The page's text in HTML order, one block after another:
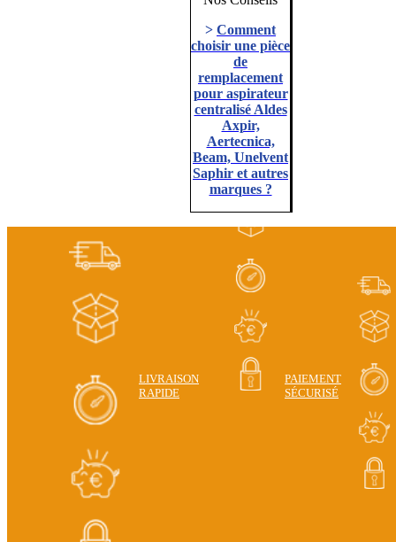
> Comment
choisir une pièce
de
remplacement
pour aspirateur
centralisé Aldes
Axpir,
Aertecnica,
Beam, Unelvent
Saphir et autres
marques ?
LIVRAISON
RAPIDE
PAIEMENT
SÉCURISÉ